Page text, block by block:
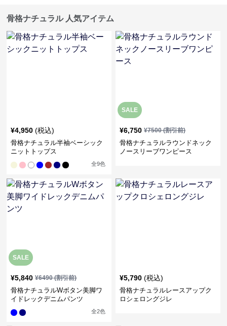
骨格ナチュラル 人気アイテム
¥4,950 (税込)
骨格ナチュラル半袖ベーシック
ニットトップス
全9色
SALE
¥6,750 ¥7500(割引前)
骨格ナチュラルラウンドネック
ノースリーブワンピース
SALE
¥5,840 ¥6490(割引前)
骨格ナチュラルWボタン美脚ワ
イドレックデニムパンツ
全2色
¥5,790 (税込)
骨格ナチュラルレースアップク
ロシェロングジレ